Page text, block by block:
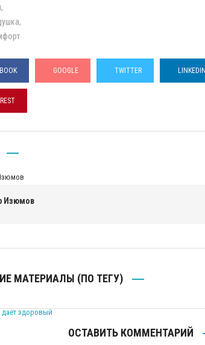
GOOGLE TWITTER
Изюмов
МАТЕРИАЛЫ (ПО ТЕГУ)
ОСТАВИТЬ КОММЕНТАРИЙ